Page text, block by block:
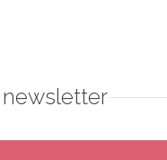
newsletter